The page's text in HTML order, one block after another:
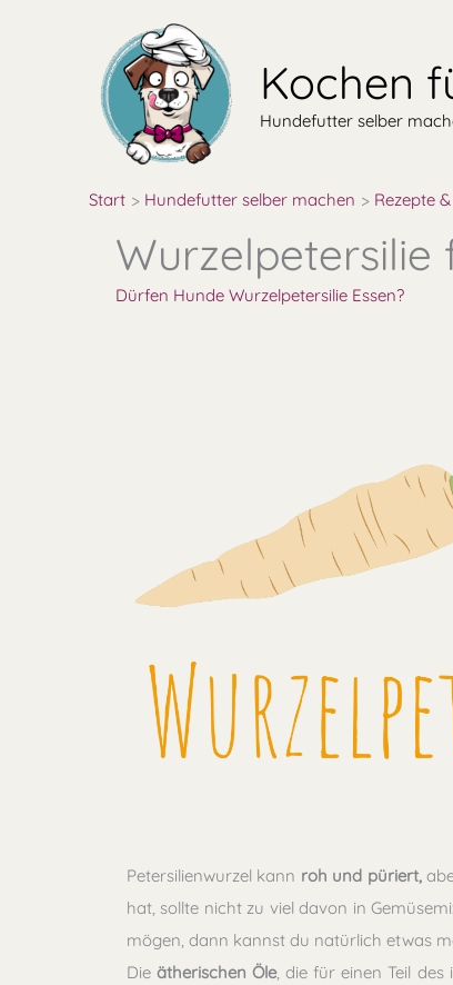
Kochen
Hundefutter selber
Start Hundefutter selber machen Rezepte
Wurzelpetersilie
Dürfen Hunde Wurzelpetersilie Essen?
Petersilienwurzel kann roh und püriert,
hat, sollte nicht zu viel davon in
mögen, dann kannst du natürlich etwas
Die ätherischen Öle, die für einen Teil